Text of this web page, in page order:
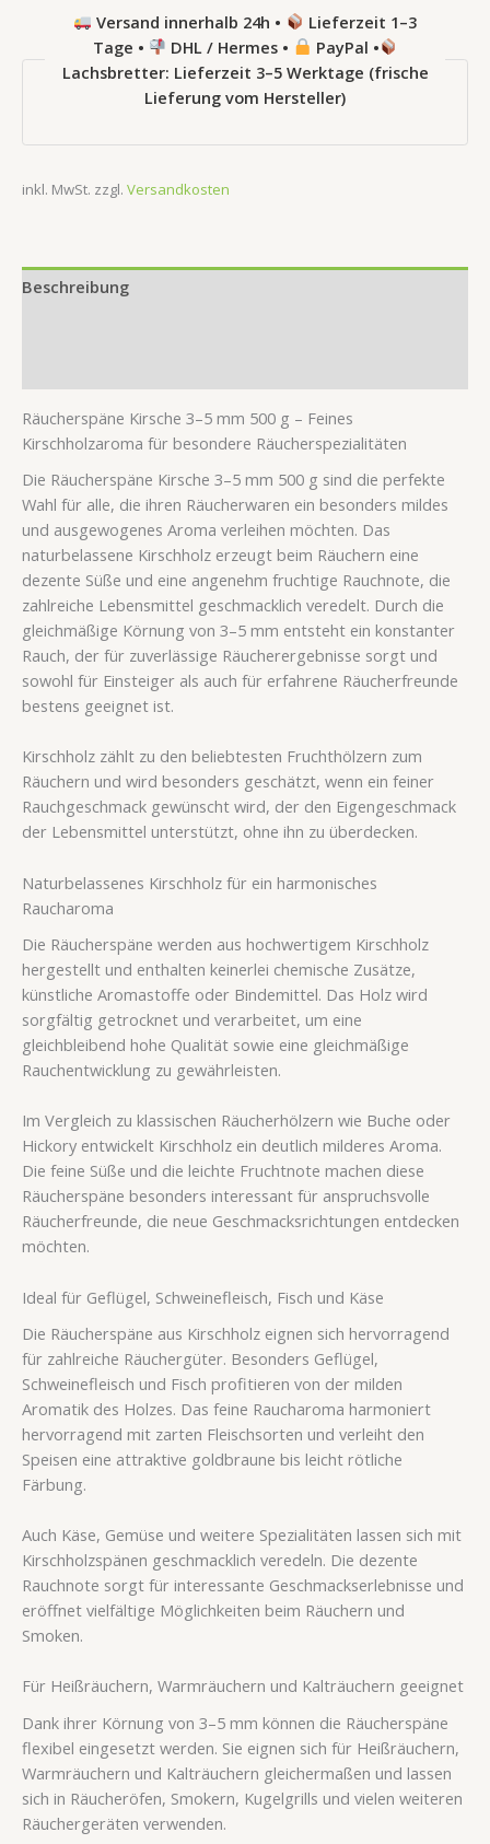
Versand innerhalb 24h •
Lieferzeit 1–3
Tage •
DHL / Hermes •
PayPal •
Lachsbretter: Lieferzeit 3–5 Werktage (frische
Lieferung vom Hersteller)
inkl. MwSt. zzgl. Versandkosten
Beschreibung
Räucherspäne Kirsche 3–5 mm 500 g – Feines
Kirschholzaroma für besondere Räucherspezialitäten
Die Räucherspäne Kirsche 3–5 mm 500 g sind die perfekte
Wahl für alle, die ihren Räucherwaren ein besonders mildes
und ausgewogenes Aroma verleihen möchten. Das
naturbelassene Kirschholz erzeugt beim Räuchern eine
dezente Süße und eine angenehm fruchtige Rauchnote, die
zahlreiche Lebensmittel geschmacklich veredelt. Durch die
gleichmäßige Körnung von 3–5 mm entsteht ein konstanter
Rauch, der für zuverlässige Räucherergebnisse sorgt und
sowohl für Einsteiger als auch für erfahrene Räucherfreunde
bestens geeignet ist.
Kirschholz zählt zu den beliebtesten Fruchthölzern zum
Räuchern und wird besonders geschätzt, wenn ein feiner
Rauchgeschmack gewünscht wird, der den Eigengeschmack
der Lebensmittel unterstützt, ohne ihn zu überdecken.
Naturbelassenes Kirschholz für ein harmonisches
Raucharoma
Die Räucherspäne werden aus hochwertigem Kirschholz
hergestellt und enthalten keinerlei chemische Zusätze,
künstliche Aromastoffe oder Bindemittel. Das Holz wird
sorgfältig getrocknet und verarbeitet, um eine
gleichbleibend hohe Qualität sowie eine gleichmäßige
Rauchentwicklung zu gewährleisten.
Im Vergleich zu klassischen Räucherhölzern wie Buche oder
Hickory entwickelt Kirschholz ein deutlich milderes Aroma.
Die feine Süße und die leichte Fruchtnote machen diese
Räucherspäne besonders interessant für anspruchsvolle
Räucherfreunde, die neue Geschmacksrichtungen entdecken
möchten.
Ideal für Geflügel, Schweinefleisch, Fisch und Käse
Die Räucherspäne aus Kirschholz eignen sich hervorragend
für zahlreiche Räuchergüter. Besonders Geflügel,
Schweinefleisch und Fisch profitieren von der milden
Aromatik des Holzes. Das feine Raucharoma harmoniert
hervorragend mit zarten Fleischsorten und verleiht den
Speisen eine attraktive goldbraune bis leicht rötliche
Färbung.
Auch Käse, Gemüse und weitere Spezialitäten lassen sich mit
Kirschholzspänen geschmacklich veredeln. Die dezente
Rauchnote sorgt für interessante Geschmackserlebnisse und
eröffnet vielfältige Möglichkeiten beim Räuchern und
Smoken.
Für Heißräuchern, Warmräuchern und Kalträuchern geeignet
Dank ihrer Körnung von 3–5 mm können die Räucherspäne
flexibel eingesetzt werden. Sie eignen sich für Heißräuchern,
Warmräuchern und Kalträuchern gleichermaßen und lassen
sich in Räucheröfen, Smokern, Kugelgrills und vielen weiteren
Räuchergeräten verwenden.